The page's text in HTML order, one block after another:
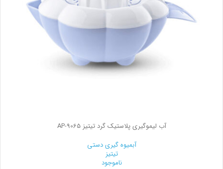
آب لیموگیری پلاستیک گرد تیتیز AP-9065
آبمیوه گیری دستی
تیتیز
ناموجود